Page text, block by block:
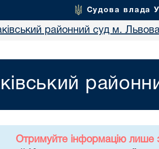
Судова влада
районний суд м.
Отримуйте інформацію лише